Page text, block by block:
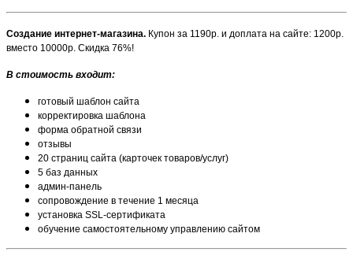
Создание интернет-магазина. Купон за 1190р. и доплата на сайте: 1200р.
вместо 10000р. Скидка 76%!
В стоимость входит:
готовый шаблон сайта
корректировка шаблона
форма обратной связи
отзывы
20 страниц сайта (карточек товаров/услуг)
5 баз данных
админ-панель
сопровождение в течение 1 месяца
установка SSL-сертификата
обучение самостоятельному управлению сайтом